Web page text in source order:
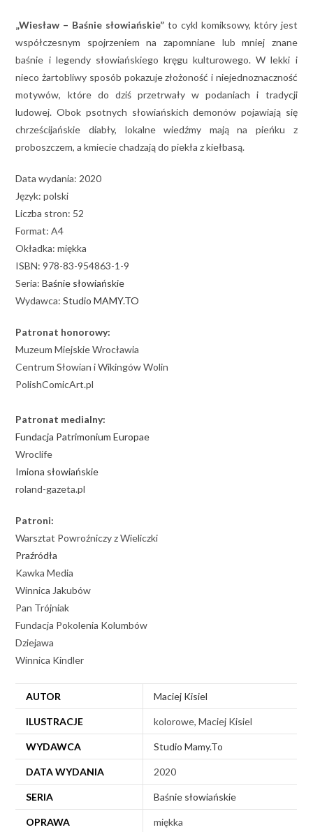
„Wiesław – Baśnie słowiańskie” to cykl komiksowy, który jest
współczesnym spojrzeniem na zapomniane lub mniej znane
baśnie i legendy słowiańskiego kręgu kulturowego. W lekki i
nieco żartobliwy sposób pokazuje złożoność i niejednoznaczność
motywów, które do dziś przetrwały w podaniach i tradycji
ludowej. Obok psotnych słowiańskich demonów pojawiają się
chrześcijańskie diabły, lokalne wiedźmy mają na pieńku z
proboszczem, a kmiecie chadzają do piekła z kiełbasą.
Data wydania: 2020
Język: polski
Liczba stron: 52
Format: A4
Okładka: miękka
ISBN: 978-83-954863-1-9
Seria:Baśnie słowiańskie
Wydawca:Studio MAMY.TO
Patronat honorowy:
Muzeum Miejskie Wrocławia
Centrum Słowian i Wikingów Wolin
PolishComicArt.pl
Patronat medialny:
Fundacja Patrimonium Europae
Wroclife
Imiona słowiańskie
roland-gazeta.pl
Patroni:
Warsztat Powroźniczy z Wieliczki
Praźródła
Kawka Media
Winnica Jakubów
Pan Trójniak
Fundacja Pokolenia Kolumbów
Dziejawa
Winnica Kindler
AUTOR Maciej Kisiel
ILUSTRACJE kolorowe, Maciej Kisiel
WYDAWCA Studio Mamy.To
DATA WYDANIA 2020
SERIA Baśnie słowiańskie
OPRAWA miękka